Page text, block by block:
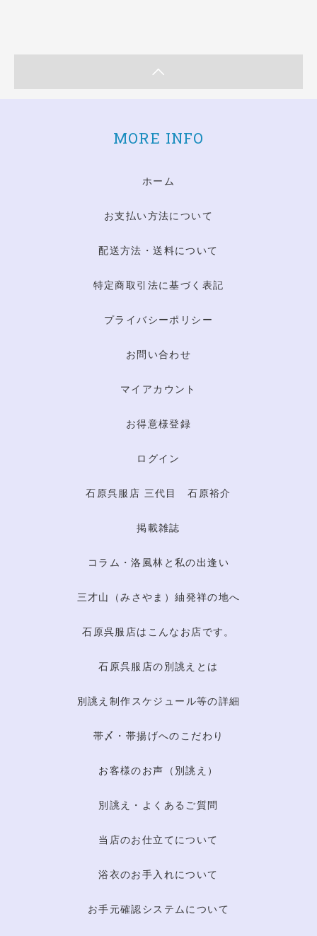
MORE INFO
ホーム
お支払い方法について
配送方法・送料について
特定商取引法に基づく表記
プライバシーポリシー
お問い合わせ
マイアカウント
お得意様登録
ログイン
石原呉服店 三代目 石原裕介
掲載雑誌
コラム・洛風林と私の出逢い
三才山（みさやま）紬発祥の地へ
石原呉服店はこんなお店です。
石原呉服店の別誂えとは
別誂え制作スケジュール等の詳細
帯〆・帯揚げへのこだわり
お客様のお声（別誂え）
別誂え・よくあるご質問
当店のお仕立てについて
浴衣のお手入れについて
お手元確認システムについて